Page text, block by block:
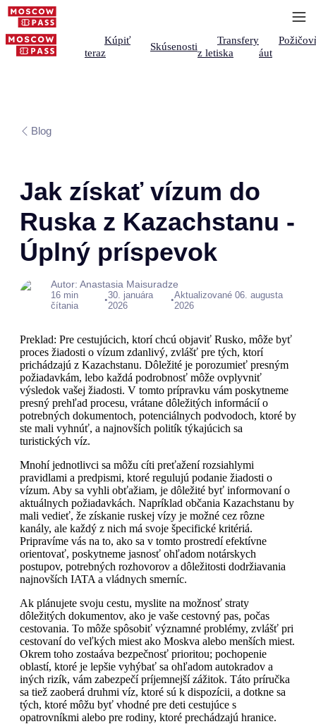
Kúpiť
teraz
Skúsenosti
Transfery
z letiska
áut
Blog
Jak získať vízum do
Ruska z Kazachstanu -
Úplný príspevok
Autor: Anastasia Maisuradze
16 min
čítania
•30. januára
2026
•Aktualizované 06. augusta
2026
Preklad: Pre cestujúcich, ktorí chcú objaviť Rusko, môže byť
proces žiadosti o vízum zdanlivý, zvlášť pre tých, ktorí
prichádzajú z Kazachstanu. Dôležité je porozumieť presným
požiadavkám, lebo každá podrobnosť môže ovplyvniť
výsledok vašej žiadosti. V tomto prípravku vám poskytneme
presný prehľad procesu, vrátane dôležitých informácií o
potrebných dokumentoch, potenciálnych podvodoch, ktoré by
ste mali vyhnúť, a najnovších politík týkajúcich sa
turistických víz.
Mnohí jednotlivci sa môžu cíti preťažení rozsiahlymi
pravidlami a predpismi, ktoré regulujú podanie žiadosti o
vízum. Aby sa vyhli obťažiam, je dôležité byť informovaní o
aktuálnych požiadavkách. Napríklad občania Kazachstanu by
mali vedieť, že získanie ruskej vízy je možné cez rôzne
kanály, ale každý z nich má svoje špecifické kritériá.
Pripravíme vás na to, ako sa v tomto prostredí efektívne
orientovať, poskytneme jasnosť ohľadom notárskych
postupov, potrebných rozhovorov a dôležitosti dodržiavania
najnovších IATA a vládnych smerníc.
Ak plánujete svoju cestu, myslite na možnosť straty
dôležitých dokumentov, ako je vaše cestovný pas, počas
cestovania. To môže spôsobiť významné problémy, zvlášť pri
cestovaní do veľkých miest ako Moskva alebo menších miest.
Okrem toho zostaáva bezpečnosť prioritou; pochopenie
oblastí, ktoré je lepšie vyhýbať sa ohľadom autokradov a
iných rizík, vám zabezpečí príjemnejší zážitok. Táto príručka
sa tiež zaoberá druhmi víz, ktoré sú k dispozícii, a dotkne sa
tých, ktoré môžu byť vhodné pre deti cestujúce s
opatrovníkmi alebo pre rodiny, ktoré prechádzajú hranice.